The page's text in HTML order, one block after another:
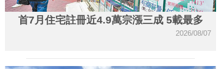
首7月住宅註冊近4.9萬宗漲三成 5載最多
2026/08/07